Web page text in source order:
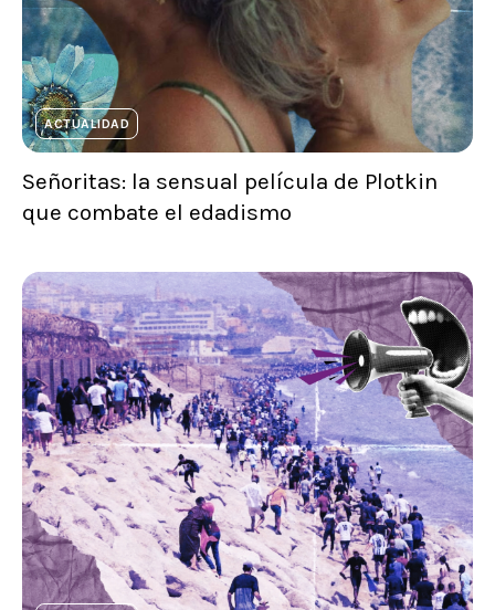
ACTUALIDAD
Señoritas: la sensual película de Plotkin
que combate el edadismo